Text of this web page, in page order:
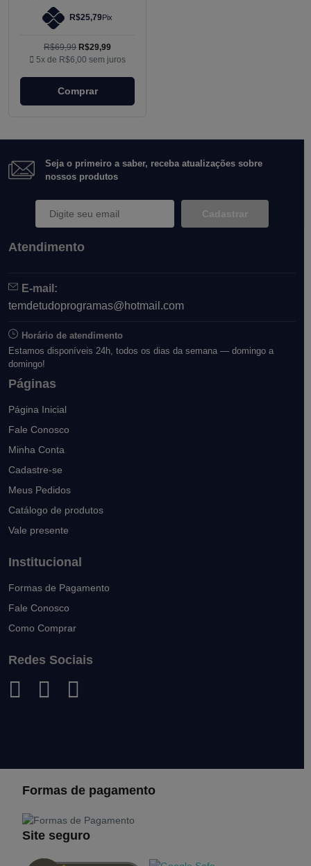
R$25,79Pix
R$69,99 R$29,99
5x de R$6,00 sem juros
Comprar
Seja o primeiro a saber, receba atualizações sobre
nossos produtos
Cadastrar
Atendimento
E-mail:
temdetudoprogramas@hotmail.com
Horário de atendimento
Estamos disponíveis 24h, todos os dias da semana — domingo a
domingo!
Páginas
Página Inicial
Fale Conosco
Minha Conta
Cadastre-se
Meus Pedidos
Catálogo de produtos
Vale presente
Institucional
Formas de Pagamento
Fale Conosco
Como Comprar
Redes Sociais
Formas de pagamento
Site seguro